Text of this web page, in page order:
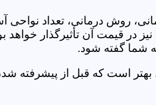
روش درمانی، تعداد
در قیمت آن تأثیرگذار
شما گفته شود.
بهتر است که قبل از